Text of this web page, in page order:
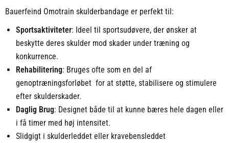
Bauerfeind Omotrain skulderbandage er perfekt til:
Sportsaktiviteter: Ideel til sportsudøvere, der ønsker at
beskytte deres skulder mod skader under træning og
konkurrence.
Rehabilitering: Bruges ofte som en del af
genoptræningsforløbet for at støtte, stabilisere og stimulere
efter skulderskader.
Daglig Brug: Designet både til at kunne bæres hele dagen eller
i få timer med høj intensitet.
Slidgigt i skulderleddet eller kravebensleddet